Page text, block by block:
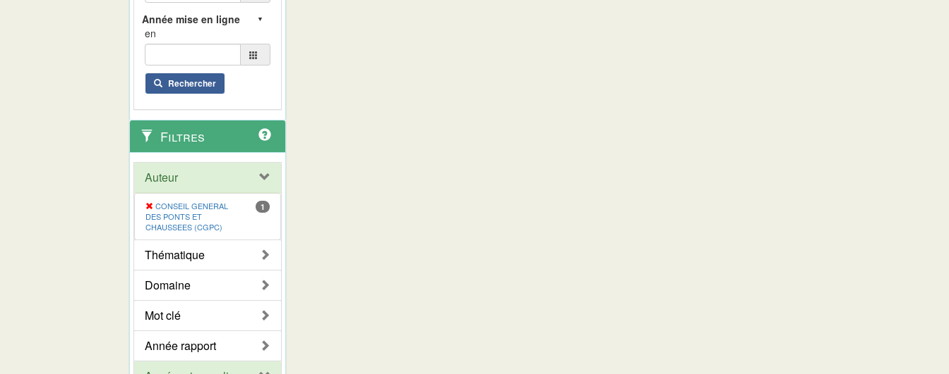
en
Rechercher
Filtres
Auteur
CONSEIL GENERAL
DES PONTS ET
CHAUSSEES (CGPC)
1
Thématique
Domaine
Mot clé
Année rapport